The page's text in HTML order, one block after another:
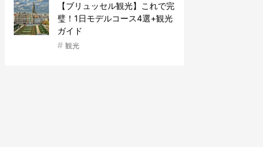
【ブリュッセル観光】これで完
璧！1日モデルコース4選+観光
ガイド
# 観光